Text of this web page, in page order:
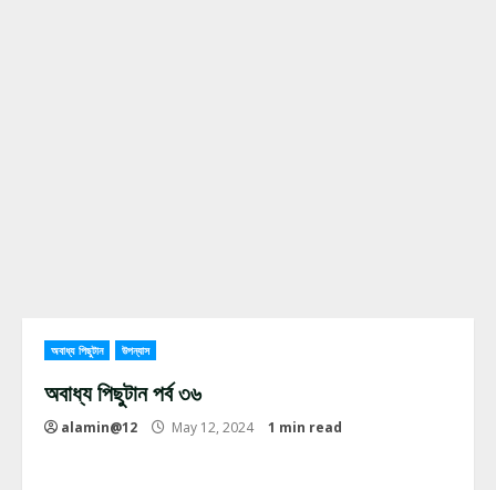
অবাধ্য পিছুটান উপন্যাস
অবাধ্য পিছুটান পর্ব ৩৬
alamin@12 May 12, 2024 1 min read